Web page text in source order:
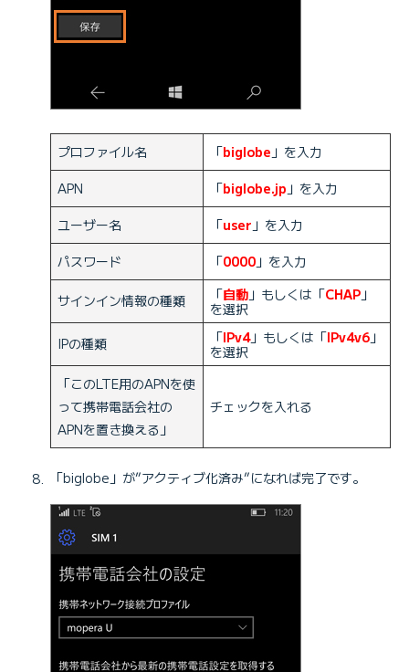
プロファイル名 「biglobe 」を入力
APN
「biglobe.jp 」を入力
ユーザー名
「user 」を入力
パスワード
「0000 」を入力
サインイン情報の種類 「自動 」もしくは「CHAP 」
を選択
IPの種類
「IPv4」もしくは「IPv4v6 」
を選択
「このLTE用のAPNを使
って携帯電話会社の
APNを置き換える」
チェックを入れる
「biglobe」が”アクティブ化済み”になれば完了です。